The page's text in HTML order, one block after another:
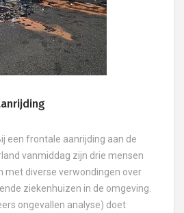
een frontale aanrijding aan de
vanmiddag zijn drie mensen
met diverse verwondingen over
ziekenhuizen in de omgeving.
ongevallen analyse) doet